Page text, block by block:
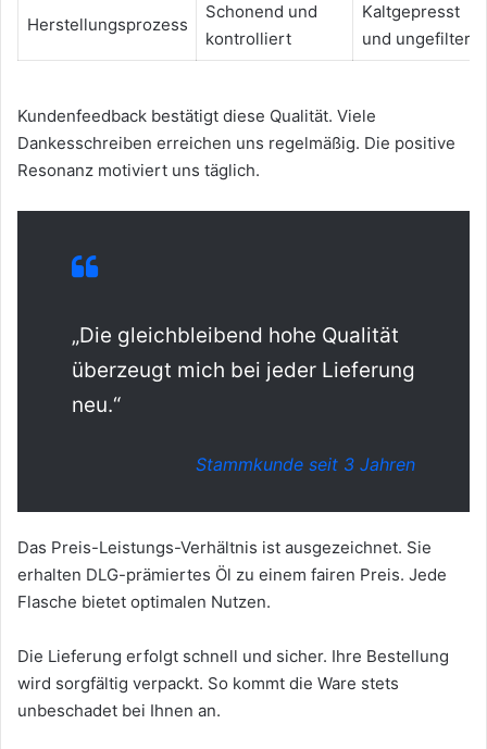
Herstellungsprozess
Schonend und
kontrolliert
Kaltgepresst
und ungefiltert
Kundenfeedback bestätigt diese Qualität. Viele
Dankesschreiben erreichen uns regelmäßig. Die positive
Resonanz motiviert uns täglich.
„Die gleichbleibend hohe Qualität
überzeugt mich bei jeder Lieferung
neu.“
Stammkunde seit 3 Jahren
Das Preis-Leistungs-Verhältnis ist ausgezeichnet. Sie
erhalten DLG-prämiertes Öl zu einem fairen Preis. Jede
Flasche bietet optimalen Nutzen.
Die Lieferung erfolgt schnell und sicher. Ihre Bestellung
wird sorgfältig verpackt. So kommt die Ware stets
unbeschadet bei Ihnen an.